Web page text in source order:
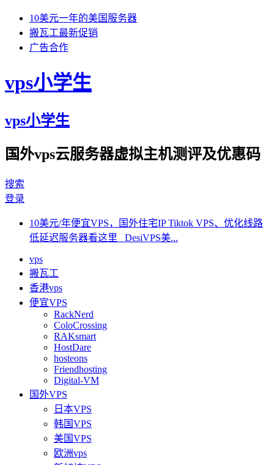
10美元一年的美国服务器
搬瓦工最新促销
广告合作
vps小学生
vps小学生
国外vps云服务器虚拟主机测评及优惠码
搜索
登录
10美元/年便宜VPS，国外住宅IP Tiktok VPS、优化线路
低延迟服务器看这里 DesiVPS美...
vps
搬瓦工
香港vps
便宜VPS
RackNerd
ColoCrossing
RAKsmart
HostDare
hosteons
Friendhosting
Digital-VM
国外VPS
日本VPS
韩国VPS
美国VPS
欧洲vps